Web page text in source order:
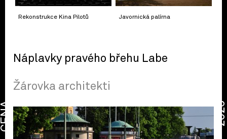
Rekonstrukce Kina Pilotů Javornická palírna
Náplavky pravého břehu Labe
Žárovka architekti
CENA 2026